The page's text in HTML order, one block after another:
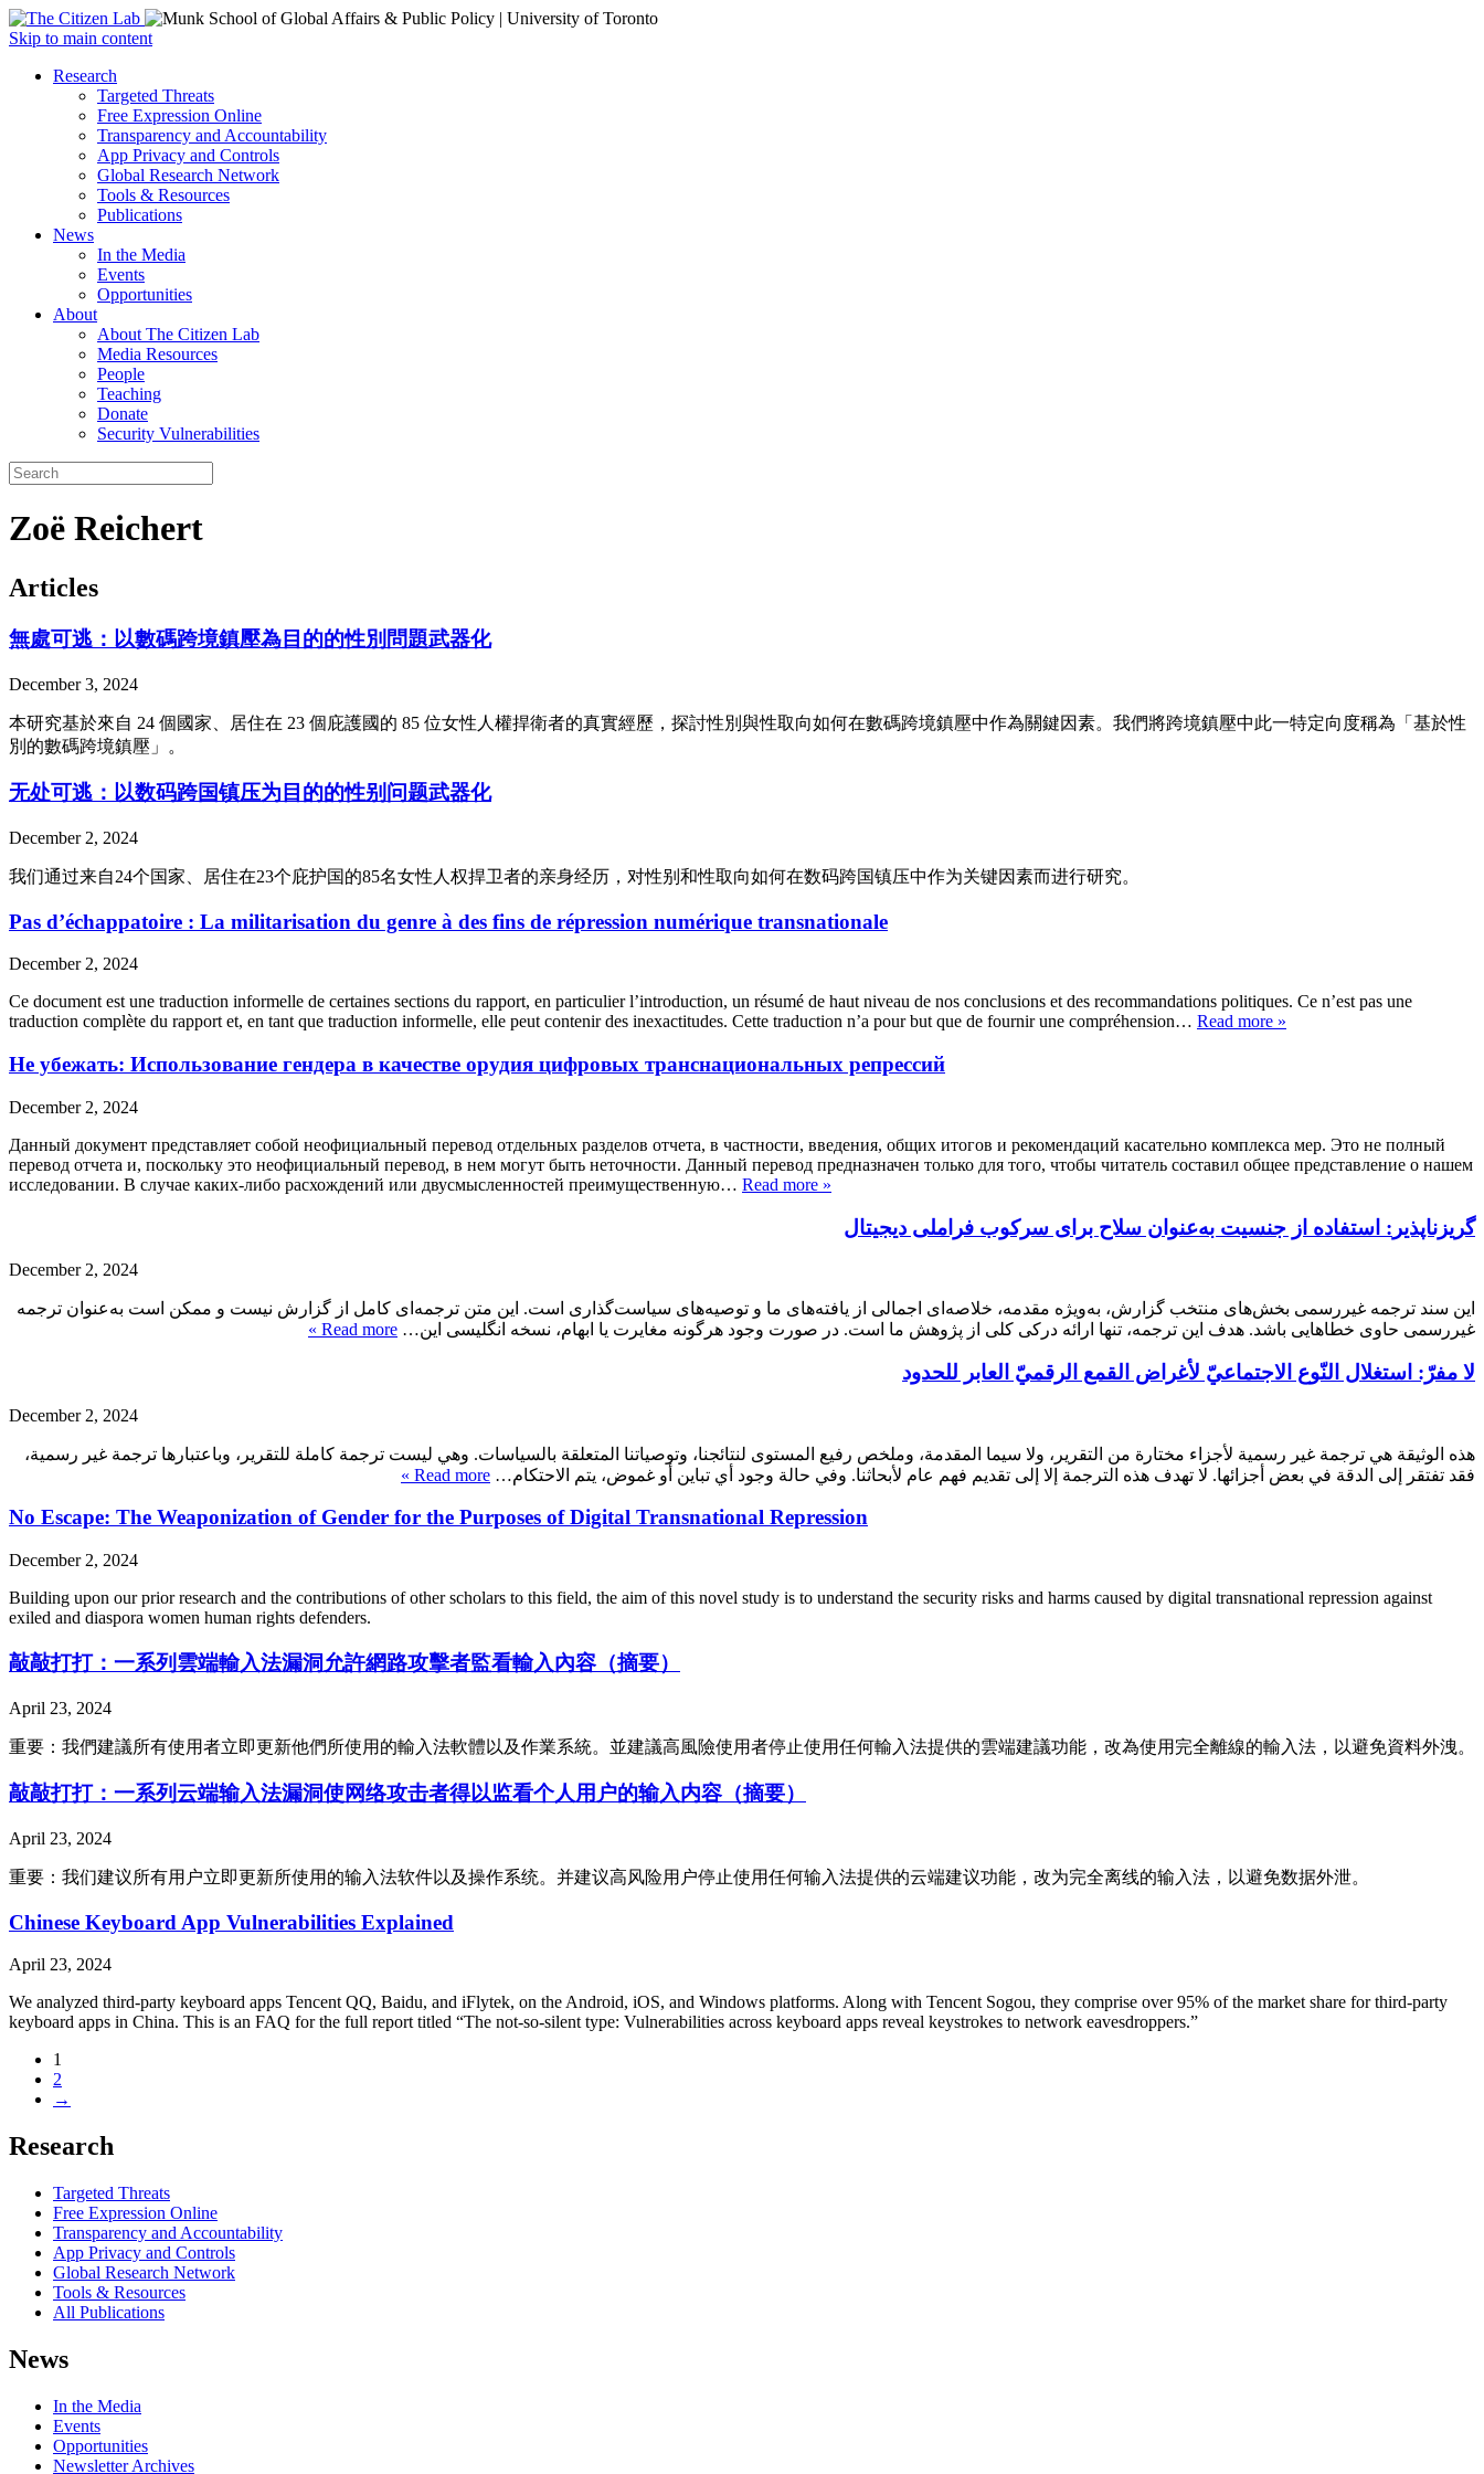
Open
menu
Skip to main content
Close
Research
Targeted Threats
Free Expression Online
Transparency and Accountability
App Privacy and Controls
Global Research Network
Tools & Resources
Publications
News
In the Media
Events
Opportunities
About
About The Citizen Lab
Media Resources
People
Teaching
Donate
Security Vulnerabilities
Zoë Reichert
Articles
無處可逃：以數碼跨境鎮壓為目的的性別問題武器化
December 3, 2024
本研究基於來自 24 個國家、居住在 23 個庇護國的 85 位女性人權捍衛者的真實經歷，探討性別與性取向如何在數碼跨境鎮壓中作為關鍵因素。我們將跨境鎮壓中此一特定向度稱為「基於性
別的數碼跨境鎮壓」。
无处可逃：以数码跨国镇压为目的的性别问题武器化
December 2, 2024
我们通过来自24个国家、居住在23个庇护国的85名女性人权捍卫者的亲身经历，对性别和性取向如何在数码跨国镇压中作为关键因素而进行研究。
Pas d’échappatoire : La militarisation du genre à des fins de répression numérique transnationale
December 2, 2024
Ce document est une traduction informelle de certaines sections du rapport, en particulier l’introduction, un résumé de haut niveau de nos conclusions et des recommandations politiques. Ce n’est pas une
traduction complète du rapport et, en tant que traduction informelle, elle peut contenir des inexactitudes. Cette traduction n’a pour but que de fournir une compréhension… Read more »
Не убежать: Использование гендера в качестве орудия цифровых транснациональных репрессий
December 2, 2024
Данный документ представляет собой неофициальный перевод отдельных разделов отчета, в частности, введения, общих итогов и рекомендаций касательно комплекса мер. Это не полный
перевод отчета и, поскольку это неофициальный перевод, в нем могут быть неточности. Данный перевод предназначен только для того, чтобы читатель составил общее представление о нашем
исследовании. В случае каких-либо расхождений или двусмысленностей преимущественную… Read more »
گریزناپذیر : استفاده از جنسیت به‌عنوان سلاح برای سرکوب فراملی دیجیتال
December 2, 2024
این سند ترجمه غیررسمی بخش‌های منتخب گزارش، به‌ویژه مقدمه، خلاصه‌ای اجمالی از یافته‌های ما و توصیه‌های سیاست‌گذاری است. این متن ترجمه‌ای کامل از گزارش نیست و ممکن است به‌عنوان ترجمه
غیررسمی حاوی خطا‌هایی باشد. هدف این ترجمه، تنها ارائه درکی کلی از پژوهش ما است. در صورت وجود هرگونه مغایرت یا ابهام، نسخه انگلیسی این… Read more »
لا مفرّ: استغلال النّوع الاجتماعيّ لأغراض القمع الرقميّ العابر للحدود
December 2, 2024
هذه الوثيقة هي ترجمة غير رسمية لأجزاء مختارة من التقرير، ولا سيما المقدمة، وملخص رفيع المستوى لنتائجنا، وتوصياتنا المتعلقة بالسياسات. وهي ليست ترجمة كاملة للتقرير، وباعتبارها ترجمة غير رسمية،
فقد تفتقر إلى الدقة في بعض أجزائها. لا تهدف هذه الترجمة إلا إلى تقديم فهم عام لأبحاثنا. وفي حالة وجود أي تباين أو غموض، يتم الاحتكام… Read more »
No Escape: The Weaponization of Gender for the Purposes of Digital Transnational Repression
December 2, 2024
Building upon our prior research and the contributions of other scholars to this field, the aim of this novel study is to understand the security risks and harms caused by digital transnational repression against
exiled and diaspora women human rights defenders.
敲敲打打：一系列雲端輸入法漏洞允許網路攻擊者監看輸入內容（摘要）
April 23, 2024
重要：我們建議所有使用者立即更新他們所使用的輸入法軟體以及作業系統。並建議高風險使用者停止使用任何輸入法提供的雲端建議功能，改為使用完全離線的輸入法，以避免資料外洩。
敲敲打打：一系列云端输入法漏洞使网络攻击者得以监看个人用户的输入内容（摘要）
April 23, 2024
重要：我们建议所有用户立即更新所使用的输入法软件以及操作系统。并建议高风险用户停止使用任何输入法提供的云端建议功能，改为完全离线的输入法，以避免数据外泄。
Chinese Keyboard App Vulnerabilities Explained
April 23, 2024
We analyzed third-party keyboard apps Tencent QQ, Baidu, and iFlytek, on the Android, iOS, and Windows platforms. Along with Tencent Sogou, they comprise over 95% of the market share for third-party
keyboard apps in China. This is an FAQ for the full report titled “The not-so-silent type: Vulnerabilities across keyboard apps reveal keystrokes to network eavesdroppers.”
1
2
→
Research
Targeted Threats
Free Expression Online
Transparency and Accountability
App Privacy and Controls
Global Research Network
Tools & Resources
All Publications
News
In the Media
Events
Opportunities
Newsletter Archives